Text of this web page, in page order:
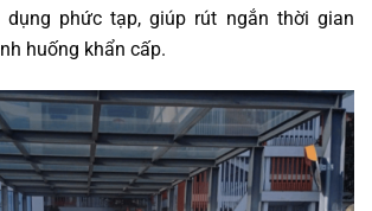
dụng phức tạp, giúp rút ngắn thời gian
huống khẩn cấp.